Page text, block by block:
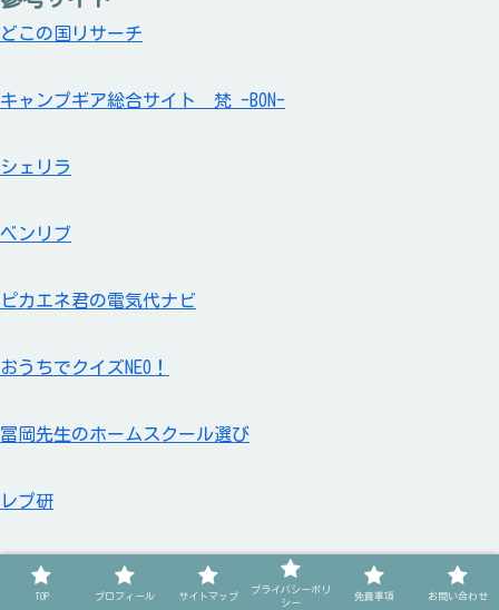
どこの国リサーチ
キャンプギア総合サイト 梵 -BON-
シェリラ
ベンリブ
ピカエネ君の電気代ナビ
おうちでクイズNEO！
冨岡先生のホームスクール選び
レプ研
おつまみ音頭
TOP プロフィール サイトマップ
プライバシーポリ
シー
免責事項 お問い合わせ